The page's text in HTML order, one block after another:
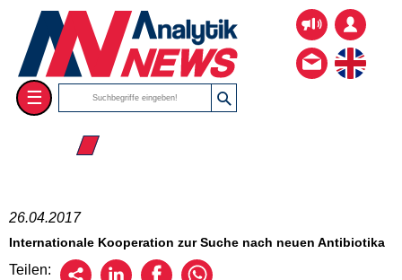
☰
☰ 2017
26.04.2017
Internationale Kooperation zur Suche nach neuen Antibiotika
Teilen: